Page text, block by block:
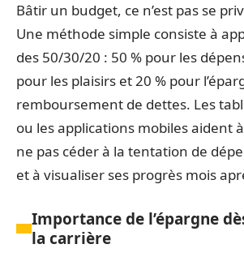
Bâtir un budget, ce n’est pas se
Une méthode simple consiste à
des 50/30/20 : 50 % pour les
pour les plaisirs et 20 % pour
remboursement de dettes. Les
ou les applications mobiles aident
ne pas céder à la tentation de
et à visualiser ses progrès mois
Importance de l’épargne
la carrière